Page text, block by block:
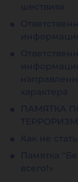
шествиях
характера
ПАМЯТКА
Как не
Памятка
всего!»